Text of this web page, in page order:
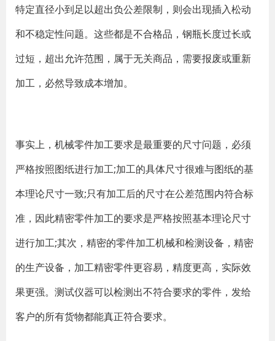
特定直径小到足以超出负公差限制，则会出现插入松动
和不稳定性问题。这些都是不合格品，钢瓶长度过长或
过短，超出允许范围，属于无关商品，需要报废或重新
加工，必然导致成本增加。
事实上，机械零件加工要求是最重要的尺寸问题，必须
严格按照图纸进行加工;加工的具体尺寸很难与图纸的基
本理论尺寸一致;只有加工后的尺寸在公差范围内符合标
准，因此精密零件加工的要求是严格按照基本理论尺寸
进行加工;其次，精密的零件加工机械和检测设备，精密
的生产设备，加工精密零件更容易，精度更高，实际效
果更强。测试仪器可以检测出不符合要求的零件，发给
客户的所有货物都能真正符合要求。